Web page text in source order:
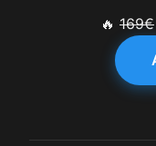
🔥 169€